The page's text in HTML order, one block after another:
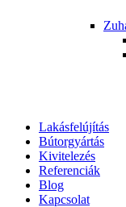
Lakásfelújítás
Bútorgyártás
Kivitelezés
Referenciák
Blog
Kapcsolat